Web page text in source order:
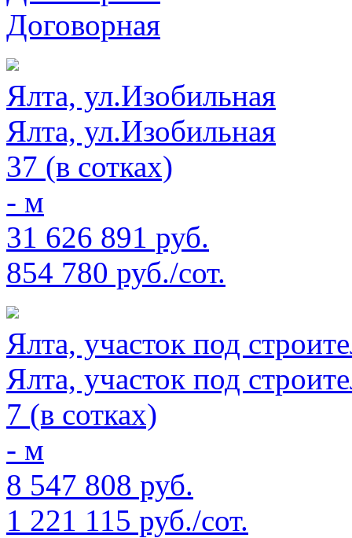
Договорная
Ялта, ул.Изобильная
Ялта, ул.Изобильная
37 (в сотках)
- м
31 626 891 руб.
854 780 руб./сот.
Ялта, участок под
Ялта, участок под
7 (в сотках)
- м
8 547 808 руб.
1 221 115 руб./сот.